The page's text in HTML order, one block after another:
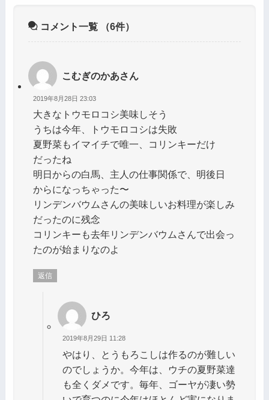
コメント一覧 （6件）
こむぎのかあさん
2019年8月28日 23:03
大きなトウモロコシ美味しそう
うちは今年、トウモロコシは失敗
夏野菜もイマイチで唯一、コリンキーだけ
だったね
明日からの白馬、主人の仕事関係で、明後日
からになっちゃった〜
リンデンバウムさんの美味しいお料理が楽しみ
だったのに残念
コリンキーも去年リンデンバウムさんで出会っ
たのが始まりなのよ
返信
ひろ
2019年8月29日 11:28
やはり、とうもろこしは作るのが難しい
のでしょうか。今年は、ウチの夏野菜達
も全くダメです。毎年、ゴーヤが凄い勢